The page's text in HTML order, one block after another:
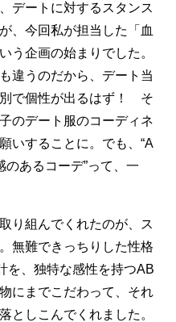
デートに対するスタンス
、今回私が担当した「血
う企画の始まりでした。
違うのだから、デート当
で個性が出るはず！ そ
のデート服のコーディネ
いすることに。でも、“A
のあるコーデ”って、一
り組んでくれたのが、ス
無難できっちりした性格
を、独特な感性を持つAB
にまでこだわって、それ
としこんでくれました。